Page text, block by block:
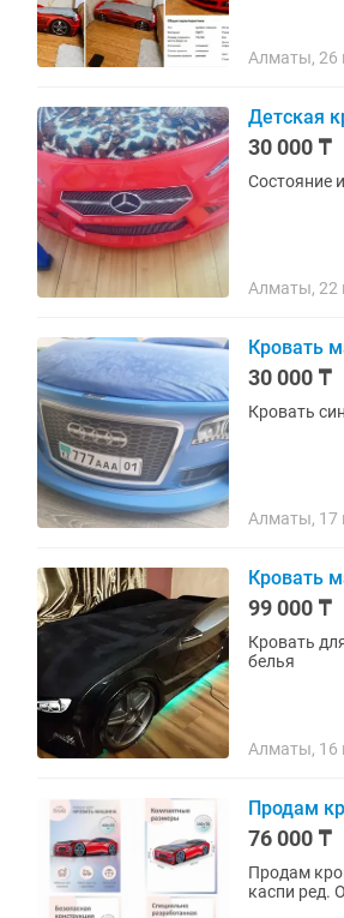
Алматы, 26
Детская
30 000 ₸
Состояние
Алматы, 22
Кровать
30 000 ₸
Кровать
Алматы, 17
Кровать
99 000 ₸
Кровать
белья
Алматы, 16
Продам
76 000 ₸
Продам
каспи ред.